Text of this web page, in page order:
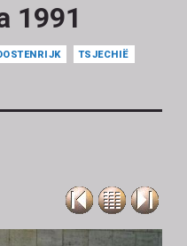
1991
TSJECHIË